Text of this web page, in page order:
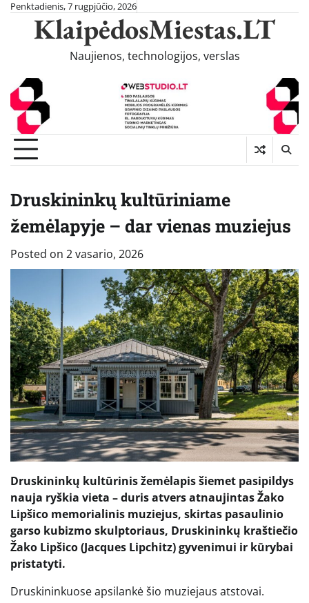
Skip
content
Penktadienis, 7 rugpjūčio, 2026
KlaipėdosMiestas.LT
Naujienos, technologijos, verslas
Druskininkų kultūriniame
žemėlapyje – dar vienas muziejus
Posted on 2 vasario, 2026
Druskininkų kultūrinis žemėlapis šiemet pasipildys
nauja ryškia vieta – duris atvers atnaujintas Žako
Lipšico memorialinis muziejus, skirtas pasaulinio
garso kubizmo skulptoriaus, Druskininkų kraštiečio
Žako Lipšico (Jacques Lipchitz) gyvenimui ir kūrybai
pristatyti.
Druskininkuose apsilankė šio muziejaus atstovai.